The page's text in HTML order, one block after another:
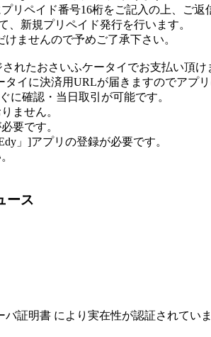
リペイド番号16桁をご記入の上、ご返
、新規プリペイド発行を行います。
ませんので予めご了承下さい。
されたおさいふケータイでお支払い頂け
イに決済用URLが届きますのでアプ
に確認・当日取引が可能です。
ません。
要です。
」]アプリの登録が必要です。
ース
証明書 により実在性が認証されてい